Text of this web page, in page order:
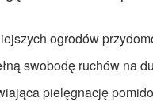
ogrodów
swobodę ruchów na
pielęgnację